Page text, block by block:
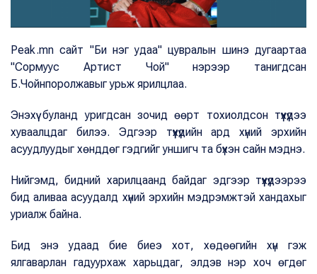
Peak.mn сайт "Би нэг удаа" цувралын шинэ дугаартаа
"Сормуус Артист Чой" нэрээр танигдсан
Б.Чойнпоролжавыг урьж ярилцлаа.
Энэхүү буланд уригдсан зочид өөрт тохиолдсон түүхүүдээ
хуваалцдаг билээ. Эдгээр түүхүүдийн ард хүний эрхийн
асуудлуудыг хөнддөг гэдгийг уншигч та бүхэн сайн мэднэ.
Нийгэмд, бидний харилцаанд байдаг эдгээр түүхүүдээрээ
бид аливаа асуудалд хүний эрхийн мэдрэмжтэй хандахыг
уриалж байна.
Бид энэ удаад бие биеэ хот, хөдөөгийн хүн гэж
ялгаварлан гадуурхаж харьцдаг, элдэв нэр хоч өгдөг